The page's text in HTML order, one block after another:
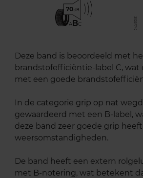
70
ABC
Deze band is beoordeeld met
brandstofefficiëntie-label C,
met een goede
In de categorie grip op nat
gewaardeerd met een B-label,
deze band zeer goede grip
weersomstandigheden.
De band heeft een extern
met B-notering, wat betekent